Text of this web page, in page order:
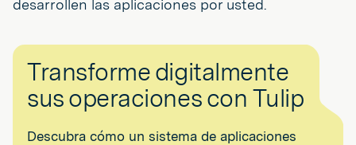
desarrollen las aplicaciones por usted.
Transforme digitalmente
sus operaciones con Tulip
Descubra cómo un sistema de aplicaciones